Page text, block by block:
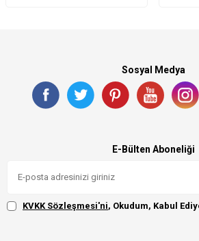
Sosyal Medya
E-Bülten Aboneliği
KVKK Sözleşmesi'ni, Okudum, Kabul